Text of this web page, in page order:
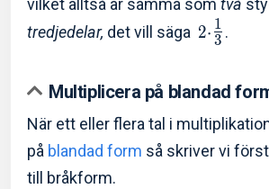
vilket alltså är samma som två
tredjedelar, det vill säga 2⋅ 3
1 .
Multiplicera på blandad
När ett eller flera tal i
på blandad form så skriver vi
till bråkform.